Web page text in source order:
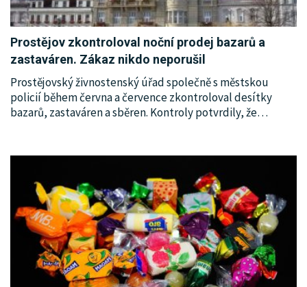
Prostějov zkontroloval noční prodej bazarů a
zastaváren. Zákaz nikdo neporušil
Prostějovský živnostenský úřad společně s městskou
policií během června a července zkontroloval desítky
bazarů, zastaváren a sběren. Kontroly potvrdily, že…